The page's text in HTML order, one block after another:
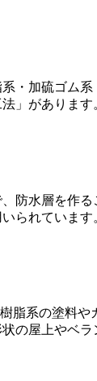
・加硫ゴム
」がありま
防水層を作
られています
脂系の塗料
の屋上やベ